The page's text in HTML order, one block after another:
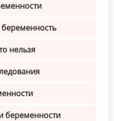
нельзя
беременности